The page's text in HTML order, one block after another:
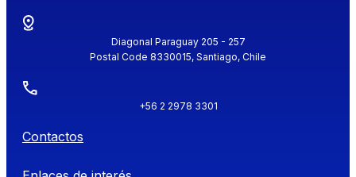
Diagonal Paraguay 205 - 257
Postal Code 8330015, Santiago, Chile
+56 2 2978 3301
Contactos